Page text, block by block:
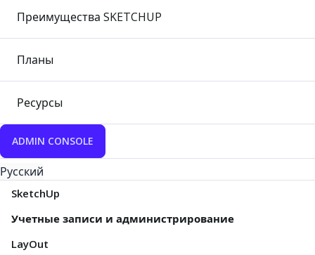
Преимущества SKETCHUP
Планы
Ресурсы
ADMIN CONSOLE
Русский
SketchUp
Учетные записи и администрирование
LayOut